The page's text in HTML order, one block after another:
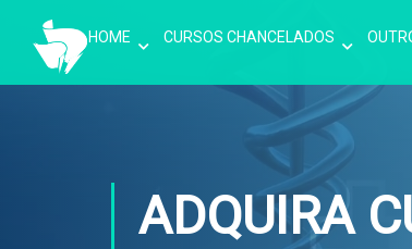
HOME CURSOS CHANCELADOS
ADQUIRA